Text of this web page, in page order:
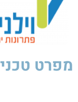
מפרט טכני